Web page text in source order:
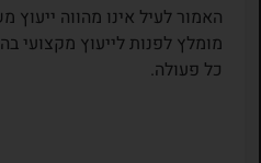
האמור לעיל אינו מהווה ייעוץ
מומלץ לפנות לייעוץ מקצועי
כל פעולה.